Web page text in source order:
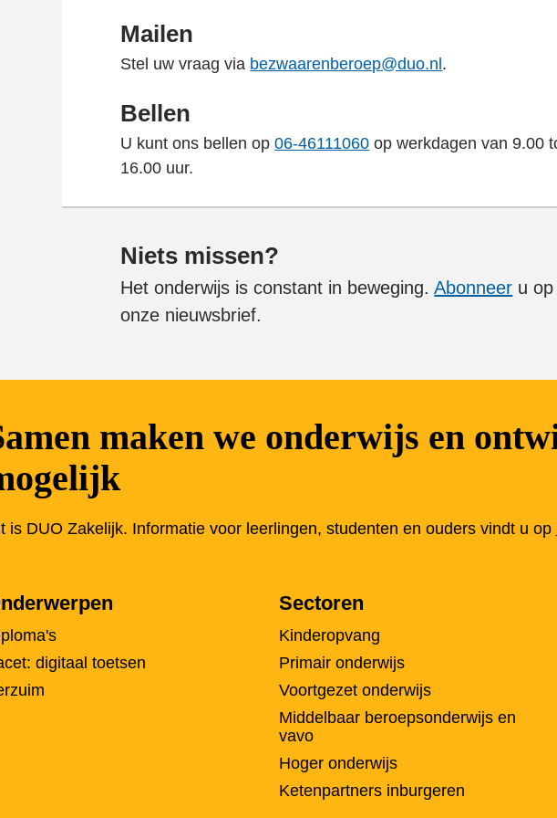
Mailen
Stel uw vraag via bezwaarenberoep@duo.nl .
Bellen
U kunt ons bellen op06-46111060 op werkdagen van 9.00
16.00 uur.
Niets missen?
Het onderwijs is constant in beweging.Abonneer u op
onze nieuwsbrief.
maken we onderwijs en
is DUO Zakelijk. Informatie voor leerlingen, studenten en ouders vindt u op
digitaal toetsen
Sectoren
Kinderopvang
Primair onderwijs
Voortgezet onderwijs
Middelbaar beroepsonderwijs en
vavo
Hoger onderwijs
Ketenpartners inburgeren